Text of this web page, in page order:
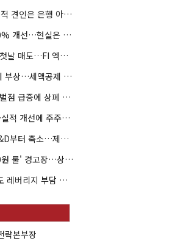
JB금융 RORWA 2% 돌파…실적 견인은 은행 아닌 캐피탈
(AI 보험혁신)①생산성 최대 80% 개선…현실은 '실행 격차'
(락업의 두얼굴)②공모가 뛰자 첫날 매도…FI 엑시트 전략 갈렸다
HD현대엔솔, '한국판 IRA' 수혜 부상…세액공제 선택이 변수
유증·CB 줄줄이 무산…코스닥 벌점 급증에 상폐 압박
현대그린푸드, 수익성 본궤도…실적 개선에 주주환원까지
(약가 대수술)②약값 깎이자 R&D부터 축소…제약업계 비상경영 돌입
대교, 액면병합 앞두고도 '1000원 룰' 경고장…상장유지 시험대
버리지 부담 여전
략본부장